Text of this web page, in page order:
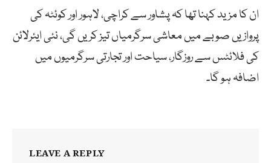
ان کا مزید کہنا تھا کہ پشاور سے کراچی، لاہور اور کوئٹہ کی
پروازیں صوبے میں معاشی سرگرمیاں تیز کریں گی، نئی ایئرلائن
کی فلائٹس سے روزگار، سیاحت اور تجارتی سرگرمیوں میں
اضافہ ہو گا۔
LEAVE A REPLY